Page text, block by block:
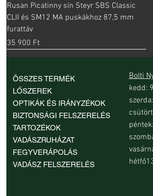
Rusan Picatinny sín Steyr SBS Classic
CLII és SM12 MA puskákhoz 87,5 mm
furattáv
Ár
35 900 Ft
ÖSSZES TERMÉK
LŐSZEREK
OPTIKÁK ÉS IRÁNYZÉKOK
BIZTONSÁGI FELSZERELÉS
TARTOZÉKOK
VADÁSZRUHÁZAT
FEGYVERÁPOLÁS
VADÁSZ FELSZERELÉS
Bolti
kedd: